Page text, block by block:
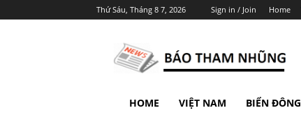
Thứ Sáu, Tháng 8 7, 2026 Sign in / Join Home
HOME VIỆT NAM BIỂN ĐÔNG